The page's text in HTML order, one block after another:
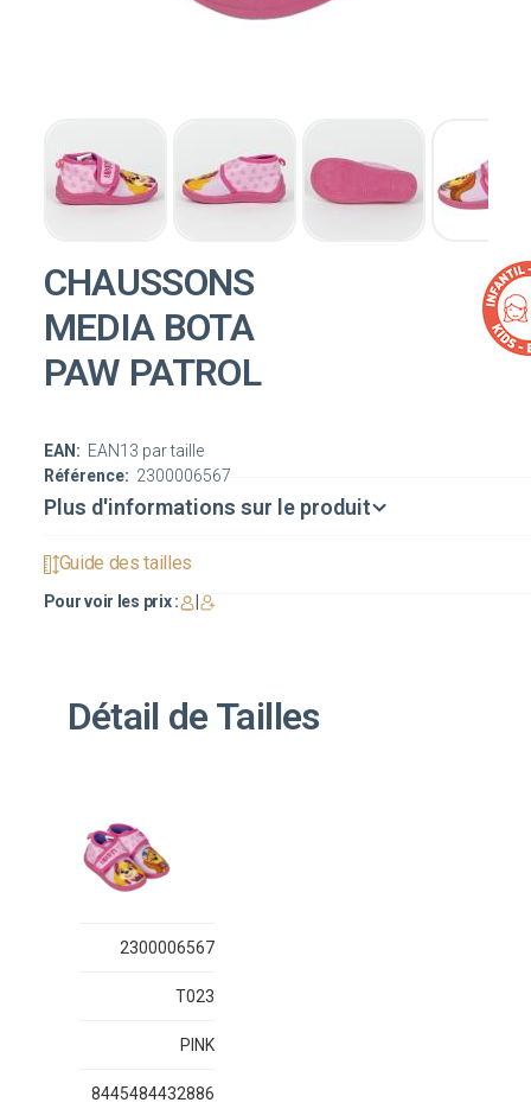
CHAUSSONS
MEDIA BOTA
PAW PATROL
Référence: 2300006567
EAN: EAN13 par taille
Plus d'informations sur le produit
Guide des tailles
Pour voir les prix :
Détail de Tailles
2300006567
T023
PINK
8445484432886